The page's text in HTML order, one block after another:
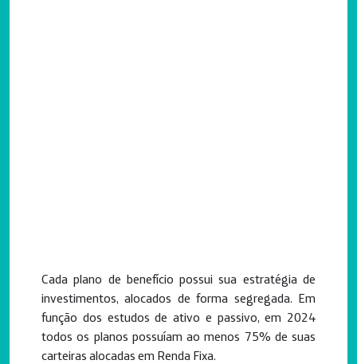
Cada plano de benefício possui sua estratégia de
investimentos, alocados de forma segregada. Em
função dos estudos de ativo e passivo, em 2024
todos os planos possuíam ao menos 75% de suas
carteiras alocadas em Renda Fixa.